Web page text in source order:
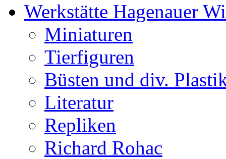
Werkstätte Hagenauer
Miniaturen
Tierfiguren
Büsten und div.
Literatur
Repliken
Richard Rohac